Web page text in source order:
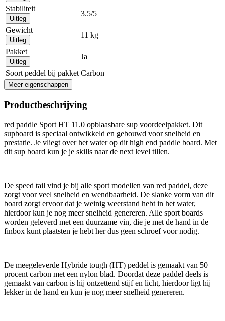
Stabiliteit
Uitleg
3.5/5
Gewicht
Uitleg
11 kg
Pakket
Uitleg
Ja
Soort peddel bij pakket Carbon
Meer eigenschappen
Productbeschrijving
red paddle Sport HT 11.0 opblaasbare sup voordeelpakket. Dit
supboard is speciaal ontwikkeld en gebouwd voor snelheid en
prestatie. Je vliegt over het water op dit high end paddle board. Met
dit sup board kun je je skills naar de next level tillen.
De speed tail vind je bij alle sport modellen van red paddel, deze
zorgt voor veel snelheid en wendbaarheid. De slanke vorm van dit
board zorgt ervoor dat je weinig weerstand hebt in het water,
hierdoor kun je nog meer snelheid genereren. Alle sport boards
worden geleverd met een duurzame vin, die je met de hand in de
finbox kunt plaatsten je hebt her dus geen schroef voor nodig.
De meegeleverde Hybride tough (HT) peddel is gemaakt van 50
procent carbon met een nylon blad. Doordat deze paddel deels is
gemaakt van carbon is hij ontzettend stijf en licht, hierdoor ligt hij
lekker in de hand en kun je nog meer snelheid genereren.